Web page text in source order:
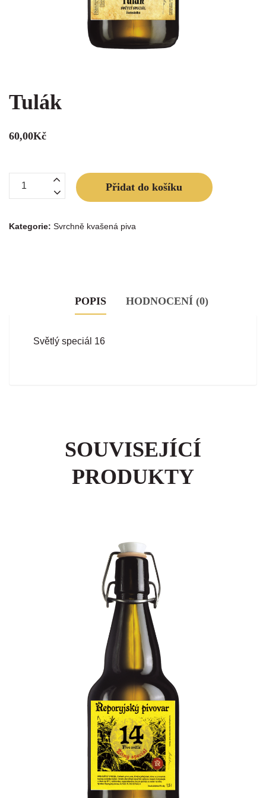
Tulák
60,00Kč
Tulák
množství
Přidat do košíku
Kategorie: Svrchně kvašená piva
POPIS HODNOCENÍ (0)
Světlý speciál 16
SOUVISEJÍCÍ
PRODUKTY